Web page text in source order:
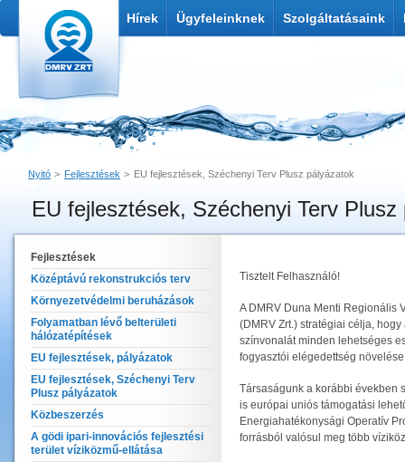
Hírek Ügyfeleinknek Szolgáltatásaink
Nyitó Fejlesztések EU fejlesztések, Széchenyi Terv Plusz pályázatok
EU fejlesztések, Széchenyi Terv Plusz
Link küldése
Nyomtatás
Fejlesztések
Középtávú rekonstrukciós terv
Környezetvédelmi beruházások
Folyamatban lévő belterületi
hálózatépítések
EU fejlesztések, pályázatok
EU fejlesztések, Széchenyi Terv
Plusz pályázatok
Közbeszerzés
A gödi ipari-innovációs fejlesztési
terület víziközmű-ellátása
Tisztelt Felhasználó!
A DMRV Duna Menti Regionális
(DMRV Zrt.) stratégiai célja,
színvonalát minden lehetséges
fogyasztói elégedettség
Társaságunk a korábbi években
is európai uniós támogatási
Energiahatékonysági Operatív
forrásból valósul meg több